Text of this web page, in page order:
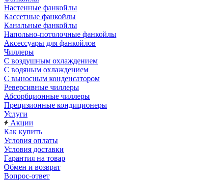
Настенные фанкойлы
Кассетные фанкойлы
Канальные фанкойлы
Напольно-потолочные фанкойлы
Аксессуары для фанкойлов
Чиллеры
С воздушным охлаждением
С водяным охлаждением
С выносным конденсатором
Реверсивные чиллеры
Абсорбционные чиллеры
Прецизионные кондиционеры
Услуги
Акции
Как купить
Условия оплаты
Условия доставки
Гарантия на товар
Обмен и возврат
Вопрос-ответ